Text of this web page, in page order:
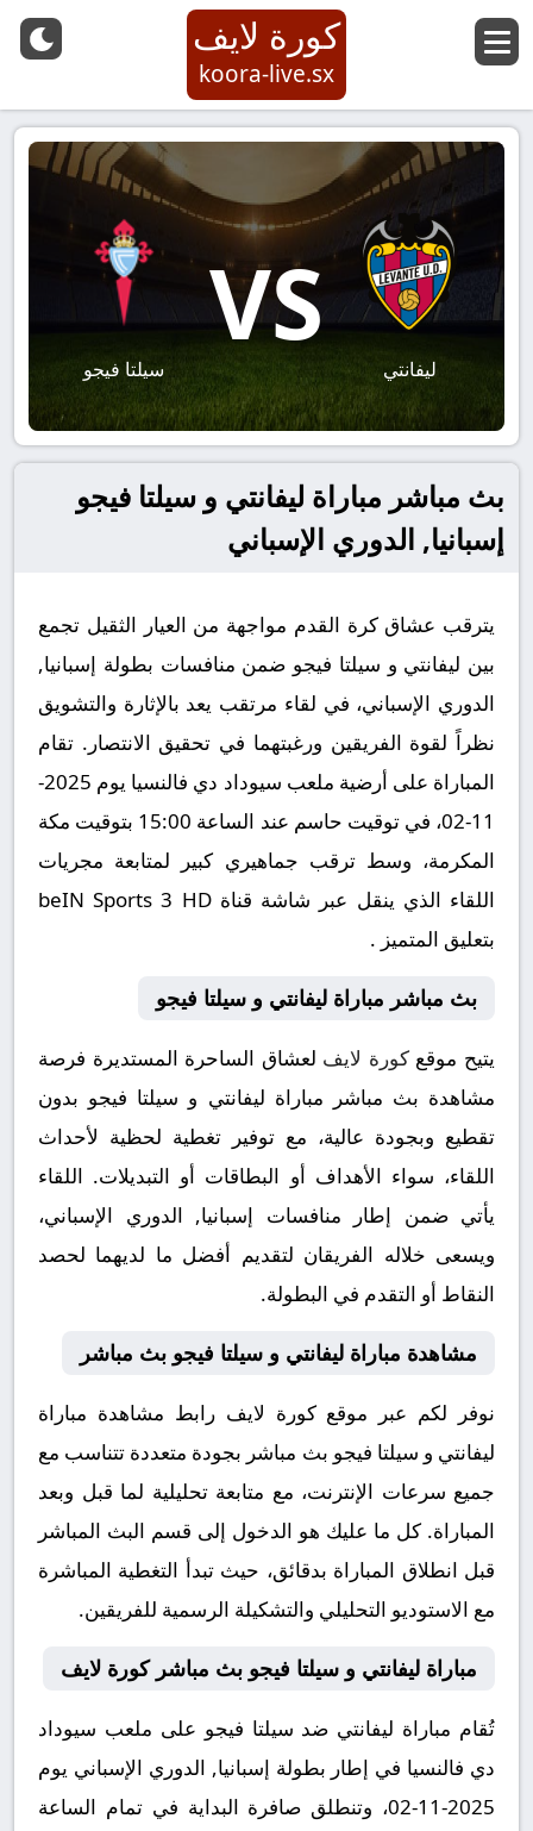
كورة لايف
koora-live.sx
ليفانتي
VS
سيلتا فيجو
بث مباشر مباراة ليفانتي و سيلتا فيجو
إسبانيا, الدوري الإسباني
يترقب عشاق كرة القدم مواجهة من العيار الثقيل تجمع
بين ليفانتي و سيلتا فيجو ضمن منافسات بطولة إسبانيا,
الدوري الإسباني، في لقاء مرتقب يعد بالإثارة والتشويق
نظراً لقوة الفريقين ورغبتهما في تحقيق الانتصار. تقام
المباراة على أرضية ملعب سيوداد دي فالنسيا يوم 2025-
11-02، في توقيت حاسم عند الساعة 15:00 بتوقيت مكة
المكرمة، وسط ترقب جماهيري كبير لمتابعة مجريات
اللقاء الذي ينقل عبر شاشة قناة beIN Sports 3 HD
بتعليق المتميز .
بث مباشر مباراة ليفانتي و سيلتا فيجو
يتيح موقعكورة لايف لعشاق الساحرة المستديرة فرصة
مشاهدة بث مباشر مباراة ليفانتي و سيلتا فيجو بدون
تقطيع وبجودة عالية، مع توفير تغطية لحظية لأحداث
اللقاء، سواء الأهداف أو البطاقات أو التبديلات. اللقاء
يأتي ضمن إطار منافسات إسبانيا, الدوري الإسباني،
ويسعى خلاله الفريقان لتقديم أفضل ما لديهما لحصد
النقاط أو التقدم في البطولة.
مشاهدة مباراة ليفانتي و سيلتا فيجو بث مباشر
نوفر لكم عبر موقع كورة لايف رابط مشاهدة مباراة
ليفانتي و سيلتا فيجو بث مباشر بجودة متعددة تتناسب مع
جميع سرعات الإنترنت، مع متابعة تحليلية لما قبل وبعد
المباراة. كل ما عليك هو الدخول إلى قسم البث المباشر
قبل انطلاق المباراة بدقائق، حيث تبدأ التغطية المباشرة
مع الاستوديو التحليلي والتشكيلة الرسمية للفريقين.
مباراة ليفانتي و سيلتا فيجو بث مباشر كورة لايف
تُقام مباراة ليفانتي ضد سيلتا فيجو على ملعب سيوداد
دي فالنسيا في إطار بطولة إسبانيا, الدوري الإسباني يوم
2025-11-02، وتنطلق صافرة البداية في تمام الساعة